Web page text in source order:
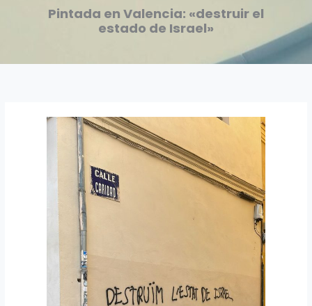
Pintada en Valencia: «destruir el
estado de Israel»